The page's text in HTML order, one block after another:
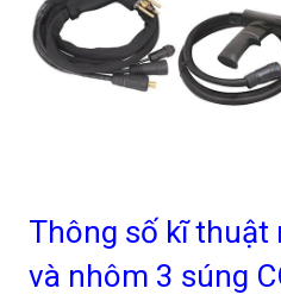
Thông số kĩ thuật
và nhôm 3 súng